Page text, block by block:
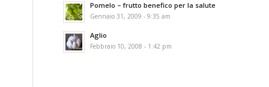
Pomelo – frutto benefico per la salute
Gennaio 31, 2009 - 9:35 am
Aglio
Febbraio 10, 2008 - 1:42 pm